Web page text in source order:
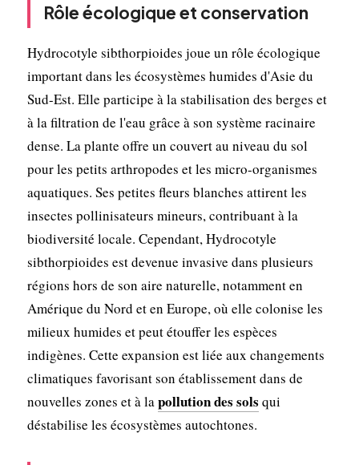
Rôle écologique et conservation
Hydrocotyle sibthorpioides joue un rôle écologique
important dans les écosystèmes humides d'Asie du
Sud-Est. Elle participe à la stabilisation des berges et
à la filtration de l'eau grâce à son système racinaire
dense. La plante offre un couvert au niveau du sol
pour les petits arthropodes et les micro-organismes
aquatiques. Ses petites fleurs blanches attirent les
insectes pollinisateurs mineurs, contribuant à la
biodiversité locale. Cependant, Hydrocotyle
sibthorpioides est devenue invasive dans plusieurs
régions hors de son aire naturelle, notamment en
Amérique du Nord et en Europe, où elle colonise les
milieux humides et peut étouffer les espèces
indigènes. Cette expansion est liée aux changements
climatiques favorisant son établissement dans de
nouvelles zones et à lapollution des sols qui
déstabilise les écosystèmes autochtones.